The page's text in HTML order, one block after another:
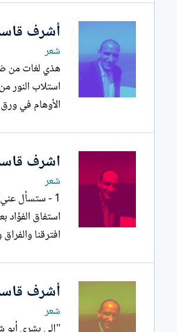
أشرف
شعر
هذي لغات من
استلاب النور
الأوهام في
اشرف
شعر
1 - ستسأل
افترقنا
أشرف
شعر